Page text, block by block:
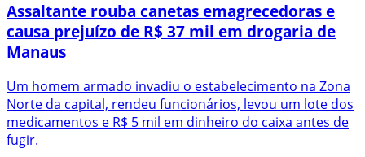
Assaltante rouba canetas emagrecedoras e
causa prejuízo de R$ 37 mil em drogaria de
Manaus
Um homem armado invadiu o estabelecimento na Zona
Norte da capital, rendeu funcionários, levou um lote dos
medicamentos e R$ 5 mil em dinheiro do caixa antes de
fugir.